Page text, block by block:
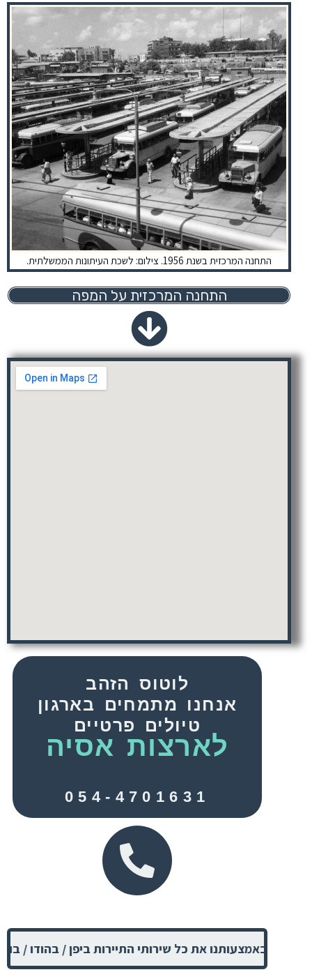
התחנה המרכזית בשנת 1956. צילום: לשכת העיתונות הממשלתית.
התחנה המרכזית על המפה
לוטוס הזהב
אנחנו מתמחים בארגון
טיולים פרטיים
לארצות אסיה
054-4701631
באמצעותנו את כל שירותי התיירות ביפן / בהודו /